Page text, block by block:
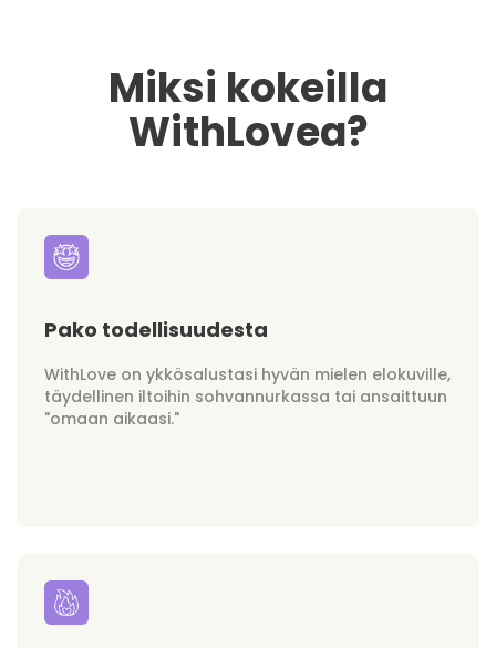
Miksi kokeilla
WithLovea?
Pako todellisuudesta
WithLove on ykkösalustasi hyvän mielen elokuville,
täydellinen iltoihin sohvannurkassa tai ansaittuun
"omaan aikaasi."